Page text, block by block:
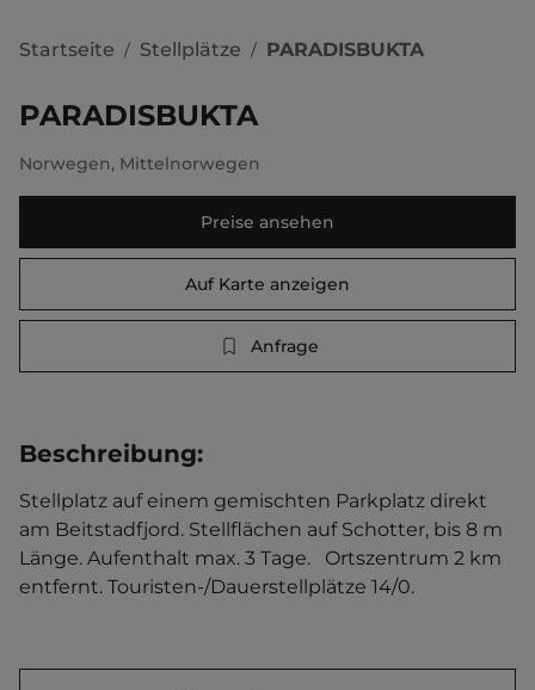
Startseite / Stellplätze / PARADISBUKTA
PARADISBUKTA
Norwegen, Mittelnorwegen
Preise ansehen
Auf Karte anzeigen
Anfrage
Beschreibung:
Stellplatz auf einem gemischten Parkplatz direkt
am Beitstadfjord. Stellflächen auf Schotter, bis 8 m
Länge. Aufenthalt max. 3 Tage.   Ortszentrum 2 km
entfernt. Touristen-/Dauerstellplätze 14/0.